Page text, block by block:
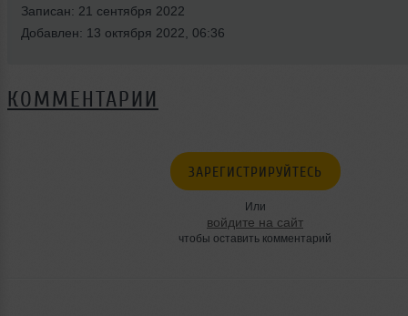
Записан: 21 сентября 2022
Добавлен: 13 октября 2022, 06:36
КОММЕНТАРИИ
ЗАРЕГИСТРИРУЙТЕСЬ
Или
войдите на сайт
чтобы оставить комментарий